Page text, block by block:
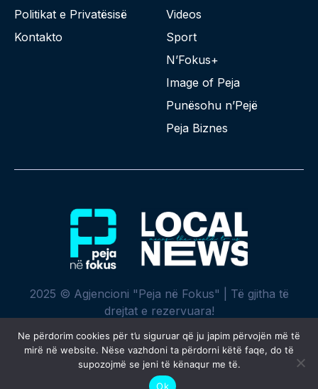
Politikat e Privatësisë
Kontakto
Videos
Sport
N’Fokus+
Image of Peja
Punësohu n’Pejë
Peja Biznes
2025 © Agjencioni "Peja në Fokus" | Të gjitha të
drejtat e rezervuara!
Krijuar me ♥ nga
Ne përdorim cookies për t’u siguruar që ju japim përvojën më të
mirë në website. Nëse vazhdoni ta përdorni këtë faqe, do të
supozojmë se jeni të kënaqur me të.
Ok